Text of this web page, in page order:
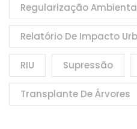
Regularização
Relatório De Impacto
RIU Supressão
Transplante De Árvores